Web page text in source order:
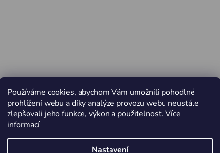
Používáme cookies, abychom Vám umožnili pohodlné
prohlížení webu a díky analýze provozu webu neustále
zlepšovali jeho funkce, výkon a použitelnost. Více
informací
Nastavení